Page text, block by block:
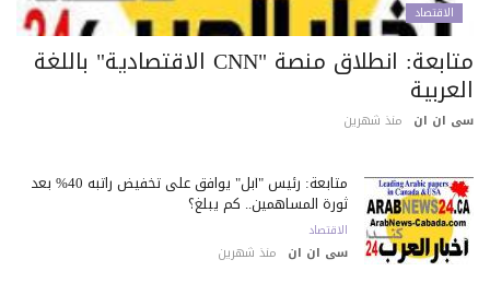
الاقتصاد
متابعة: انطلاق منصة "CNN الاقتصادية" باللغة
ان ان منذ شهرين
متابعة: رئيس "آبل" يوافق على تخفيض راتبه 40% بعد
ثورة المساهمين.. كم يبلغ؟
الاقتصاد
سى ان ان منذ شهرين